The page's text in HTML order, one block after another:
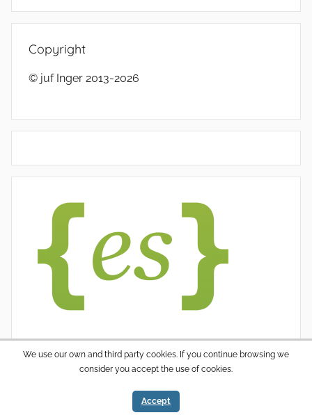
Copyright
© juf Inger 2013-2026
We use our own and third party cookies. If you continue browsing we
consider you accept the use of cookies.
Accept